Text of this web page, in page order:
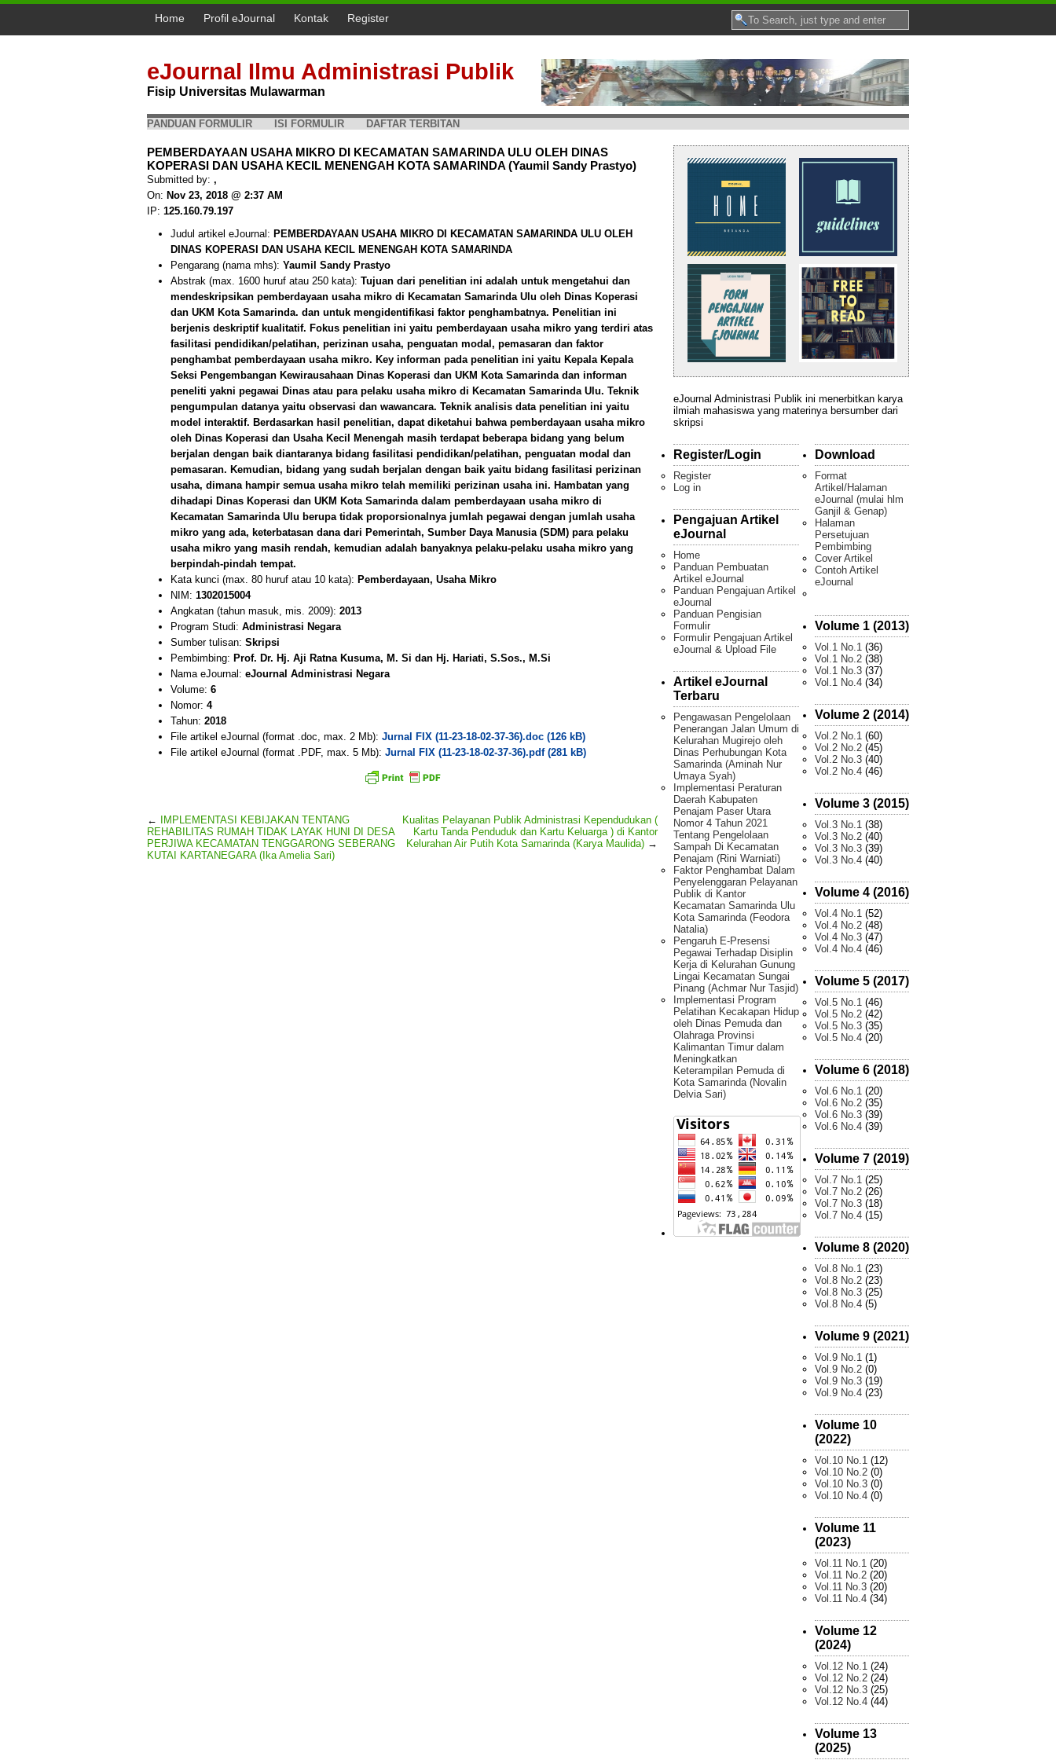
Home Profil eJournal Kontak Register
eJournal Ilmu Administrasi Publik
Fisip Universitas Mulawarman
PANDUAN FORMULIR ISI FORMULIR DAFTAR TERBITAN
PEMBERDAYAAN USAHA MIKRO DI KECAMATAN SAMARINDA ULU OLEH DINAS
KOPERASI DAN USAHA KECIL MENENGAH KOTA SAMARINDA (Yaumil Sandy Prastyo)
Submitted by: ,
On: Nov 23, 2018 @ 2:37 AM
IP: 125.160.79.197
Judul artikel eJournal: PEMBERDAYAAN USAHA MIKRO DI KECAMATAN SAMARINDA ULU OLEH
DINAS KOPERASI DAN USAHA KECIL MENENGAH KOTA SAMARINDA
Pengarang (nama mhs): Yaumil Sandy Prastyo
Abstrak (max. 1600 huruf atau 250 kata): Tujuan dari penelitian ini adalah untuk mengetahui dan
mendeskripsikan pemberdayaan usaha mikro di Kecamatan Samarinda Ulu oleh Dinas Koperasi
dan UKM Kota Samarinda. dan untuk mengidentifikasi faktor penghambatnya. Penelitian ini
berjenis deskriptif kualitatif. Fokus penelitian ini yaitu pemberdayaan usaha mikro yang terdiri atas
fasilitasi pendidikan/pelatihan, perizinan usaha, penguatan modal, pemasaran dan faktor
penghambat pemberdayaan usaha mikro. Key informan pada penelitian ini yaitu Kepala Kepala
Seksi Pengembangan Kewirausahaan Dinas Koperasi dan UKM Kota Samarinda dan informan
peneliti yakni pegawai Dinas atau para pelaku usaha mikro di Kecamatan Samarinda Ulu. Teknik
pengumpulan datanya yaitu observasi dan wawancara. Teknik analisis data penelitian ini yaitu
model interaktif. Berdasarkan hasil penelitian, dapat diketahui bahwa pemberdayaan usaha mikro
oleh Dinas Koperasi dan Usaha Kecil Menengah masih terdapat beberapa bidang yang belum
berjalan dengan baik diantaranya bidang fasilitasi pendidikan/pelatihan, penguatan modal dan
pemasaran. Kemudian, bidang yang sudah berjalan dengan baik yaitu bidang fasilitasi perizinan
usaha, dimana hampir semua usaha mikro telah memiliki perizinan usaha ini. Hambatan yang
dihadapi Dinas Koperasi dan UKM Kota Samarinda dalam pemberdayaan usaha mikro di
Kecamatan Samarinda Ulu berupa tidak proporsionalnya jumlah pegawai dengan jumlah usaha
mikro yang ada, keterbatasan dana dari Pemerintah, Sumber Daya Manusia (SDM) para pelaku
usaha mikro yang masih rendah, kemudian adalah banyaknya pelaku-pelaku usaha mikro yang
berpindah-pindah tempat.
Kata kunci (max. 80 huruf atau 10 kata): Pemberdayaan, Usaha Mikro
NIM: 1302015004
Angkatan (tahun masuk, mis. 2009): 2013
Program Studi: Administrasi Negara
Sumber tulisan: Skripsi
Pembimbing: Prof. Dr. Hj. Aji Ratna Kusuma, M. Si dan Hj. Hariati, S.Sos., M.Si
Nama eJournal: eJournal Administrasi Negara
Volume: 6
Nomor: 4
Tahun: 2018
File artikel eJournal (format .doc, max. 2 Mb): Jurnal FIX (11-23-18-02-37-36).doc (126 kB)
File artikel eJournal (format .PDF, max. 5 Mb): Jurnal FIX (11-23-18-02-37-36).pdf (281 kB)
←
IMPLEMENTASI KEBIJAKAN TENTANG
REHABILITAS RUMAH TIDAK LAYAK HUNI DI DESA
PERJIWA KECAMATAN TENGGARONG SEBERANG
KUTAI KARTANEGARA (Ika Amelia Sari)
Kualitas Pelayanan Publik Administrasi Kependudukan (
Kartu Tanda Penduduk dan Kartu Keluarga ) di Kantor
Kelurahan Air Putih Kota Samarinda (Karya Maulida) →
eJournal Administrasi Publik ini menerbitkan karya
ilmiah mahasiswa yang materinya bersumber dari
skripsi
Register/Login
Register
Log in
Pengajuan Artikel
eJournal
Home
Panduan Pembuatan
Artikel eJournal
Panduan Pengajuan Artikel
eJournal
Panduan Pengisian
Formulir
Formulir Pengajuan Artikel
eJournal & Upload File
Artikel eJournal
Terbaru
Pengawasan Pengelolaan
Penerangan Jalan Umum di
Kelurahan Mugirejo oleh
Dinas Perhubungan Kota
Samarinda (Aminah Nur
Umaya Syah)
Implementasi Peraturan
Daerah Kabupaten
Penajam Paser Utara
Nomor 4 Tahun 2021
Tentang Pengelolaan
Sampah Di Kecamatan
Penajam (Rini Warniati)
Faktor Penghambat Dalam
Penyelenggaran Pelayanan
Publik di Kantor
Kecamatan Samarinda Ulu
Kota Samarinda (Feodora
Natalia)
Pengaruh E-Presensi
Pegawai Terhadap Disiplin
Kerja di Kelurahan Gunung
Lingai Kecamatan Sungai
Pinang (Achmar Nur Tasjid)
Implementasi Program
Pelatihan Kecakapan Hidup
oleh Dinas Pemuda dan
Olahraga Provinsi
Kalimantan Timur dalam
Meningkatkan
Keterampilan Pemuda di
Kota Samarinda (Novalin
Delvia Sari)
Download
Format
Artikel/Halaman
eJournal (mulai hlm
Ganjil & Genap)
Halaman
Persetujuan
Pembimbing
Cover Artikel
Contoh Artikel
eJournal
Volume 1 (2013)
Vol.1 No.1 (36)
Vol.1 No.2 (38)
Vol.1 No.3 (37)
Vol.1 No.4 (34)
Volume 2 (2014)
Vol.2 No.1 (60)
Vol.2 No.2 (45)
Vol.2 No.3 (40)
Vol.2 No.4 (46)
Volume 3 (2015)
Vol.3 No.1 (38)
Vol.3 No.2 (40)
Vol.3 No.3 (39)
Vol.3 No.4 (40)
Volume 4 (2016)
Vol.4 No.1 (52)
Vol.4 No.2 (48)
Vol.4 No.3 (47)
Vol.4 No.4 (46)
Volume 5 (2017)
Vol.5 No.1 (46)
Vol.5 No.2 (42)
Vol.5 No.3 (35)
Vol.5 No.4 (20)
Volume 6 (2018)
Vol.6 No.1 (20)
Vol.6 No.2 (35)
Vol.6 No.3 (39)
Vol.6 No.4 (39)
Volume 7 (2019)
Vol.7 No.1 (25)
Vol.7 No.2 (26)
Vol.7 No.3 (18)
Vol.7 No.4 (15)
Volume 8 (2020)
Vol.8 No.1 (23)
Vol.8 No.2 (23)
Vol.8 No.3 (25)
Vol.8 No.4 (5)
Volume 9 (2021)
Vol.9 No.1 (1)
Vol.9 No.2 (0)
Vol.9 No.3 (19)
Vol.9 No.4 (23)
Volume 10
(2022)
Vol.10 No.1 (12)
Vol.10 No.2 (0)
Vol.10 No.3 (0)
Vol.10 No.4 (0)
Volume 11
(2023)
Vol.11 No.1 (20)
Vol.11 No.2 (20)
Vol.11 No.3 (20)
Vol.11 No.4 (34)
Volume 12
(2024)
Vol.12 No.1 (24)
Vol.12 No.2 (24)
Vol.12 No.3 (25)
Vol.12 No.4 (44)
Volume 13
(2025)